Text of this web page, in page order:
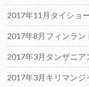
2017年11月タイショ
2017年8月フィンラン
2017年3月タンザニア
2017年3月キリマン